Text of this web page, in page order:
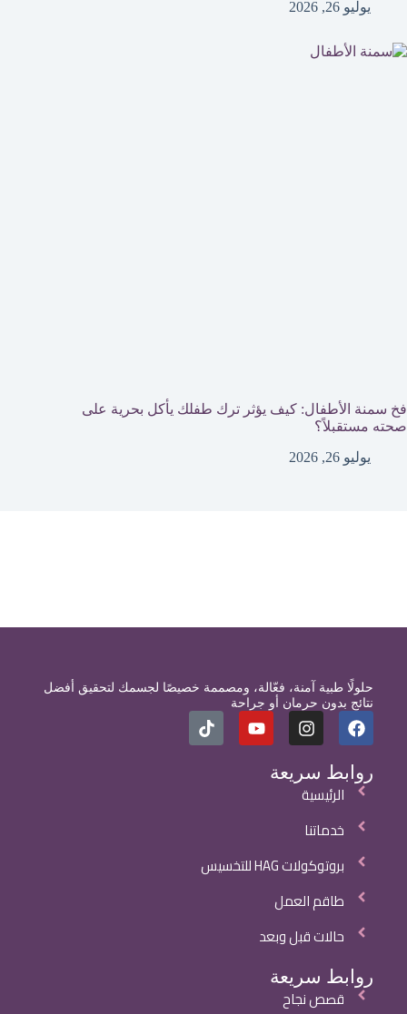
يوليو 26, 2026
فخ سمنة الأطفال: كيف يؤثر ترك طفلك يأكل بحرية على
صحته مستقبلاً؟
يوليو 26, 2026
حلولًا طبية آمنة، فعّالة، ومصممة خصيصًا لجسمك لتحقيق أفضل
نتائج بدون حرمان أو جراحة
روابط سريعة
الرئيسية
خدماتنا
بروتوكولات HAG للتخسيس
طاقم العمل
حالات قبل وبعد
روابط سريعة
قصص نجاح